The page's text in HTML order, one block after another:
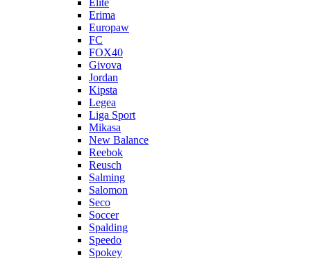
Elite
Erima
Europaw
FC
FOX40
Givova
Jordan
Kipsta
Legea
Liga Sport
Mikasa
New Balance
Reebok
Reusch
Salming
Salomon
Seco
Soccer
Spalding
Speedo
Spokey